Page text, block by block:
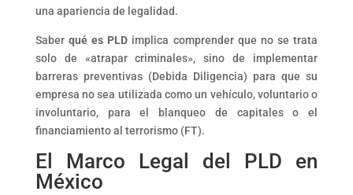
una apariencia de legalidad.
Saber qué es PLD implica comprender que no se trata
solo de «atrapar criminales», sino de implementar
barreras preventivas (Debida Diligencia) para que su
empresa no sea utilizada como un vehículo, voluntario o
involuntario, para el blanqueo de capitales o el
financiamiento al terrorismo (FT).
El Marco Legal del PLD en
México